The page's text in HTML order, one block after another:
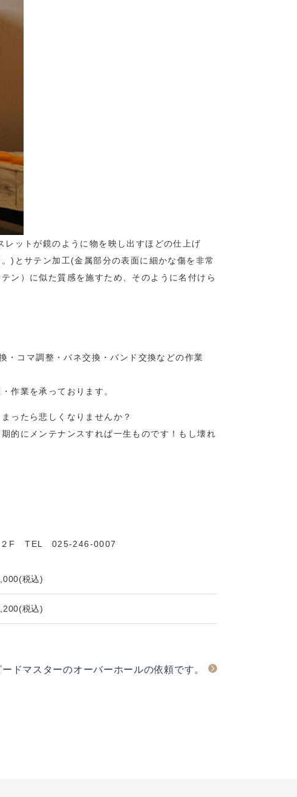
ットが鏡のように物を映し出すほどの仕上げ
)とサテン加工(金属部分の表面に細かな傷を非常
ン）に似た質感を施すため、そのように名付けら
・コマ調整・バネ交換・バンド交換などの作業
作業を承っております。
ったら悲しくなりませんか？
的にメンテナンスすれば一生ものです！もし壊れ
２F TEL 025-246-0007
(税込)
(税込)
ドマスターのオーバーホールの依頼です。